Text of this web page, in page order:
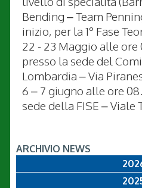
Bending – Team
inizio, per la 1° Fase
22 - 23 Maggio alle
presso la sede del
Lombardia – Via
6 – 7 giugno alle ore
sede della FISE – Viale
ARCHIVIO NEWS